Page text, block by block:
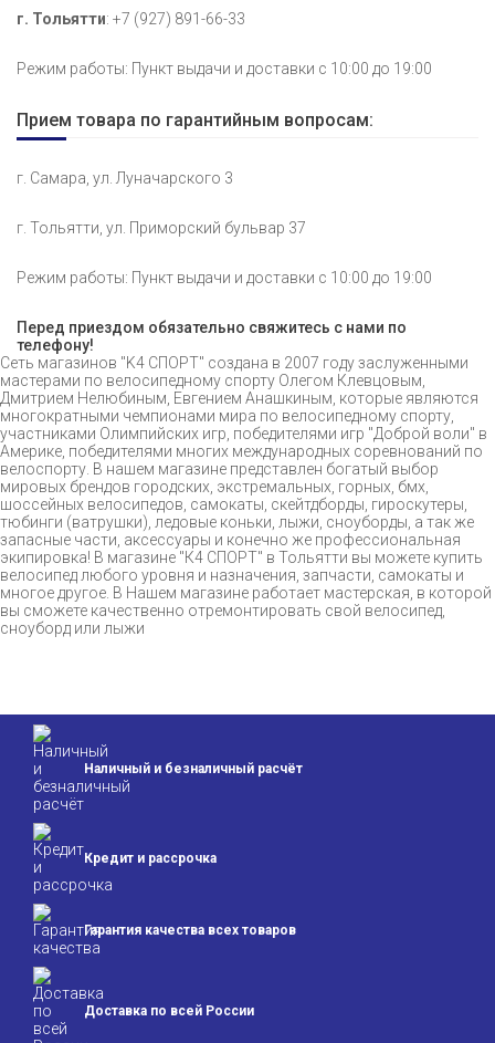
г. Тольятти: +7 (927) 891-66-33
Режим работы: Пункт выдачи и доставки с 10:00 до 19:00
Прием товара по гарантийным вопросам:
г. Самара, ул. Луначарского 3
г. Тольятти, ул. Приморский бульвар 37
Режим работы: Пункт выдачи и доставки с 10:00 до 19:00
Перед приездом обязательно свяжитесь с нами по
телефону!
Сеть магазинов "K4 СПОРТ" создана в 2007 году заслуженными
мастерами по велосипедному спорту Олегом Клевцовым,
Дмитрием Нелюбиным, Евгением Анашкиным, которые являются
многократными чемпионами мира по велосипедному спорту,
участниками Олимпийских игр, победителями игр "Доброй воли" в
Америке, победителями многих международных соревнований по
велоспорту. В нашем магазине представлен богатый выбор
мировых брендов городских, экстремальных, горных, бмх,
шоссейных велосипедов, самокаты, скейтдборды, гироскутеры,
тюбинги (ватрушки), ледовые коньки, лыжи, сноуборды, а так же
запасные части, аксессуары и конечно же профессиональная
экипировка! В магазине "К4 СПОРТ" в Тольятти вы можете купить
велосипед любого уровня и назначения, запчасти, самокаты и
многое другое. В Нашем магазине работает мастерская, в которой
вы сможете качественно отремонтировать свой велосипед,
сноуборд или лыжи
Наличный и безналичный расчёт
Кредит и рассрочка
Гарантия качества всех товаров
Доставка по всей России